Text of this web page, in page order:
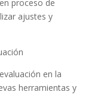
proceso de
ajustes y
en la
herramientas y